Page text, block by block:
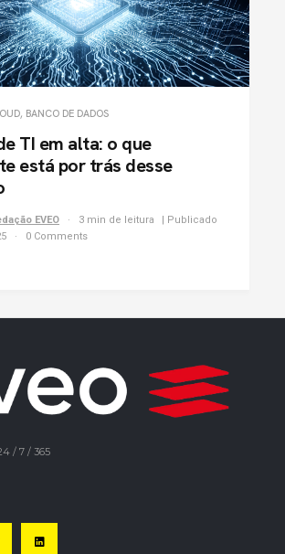
, BANCO DE DADOS
TI em alta: o que
está por trás desse
EVEO 3 min de leitura
| Publicado
0 Comments
/ 7 / 365